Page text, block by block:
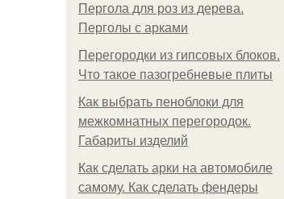
Пергола для роз из дерева.
Перголы с арками
Перегородки из гипсовых блоков.
Что такое пазогребневые плиты
Как выбрать пеноблоки для
межкомнатных перегородок.
Габариты изделий
Как сделать арки на автомобиле
самому. Как сделать фендеры